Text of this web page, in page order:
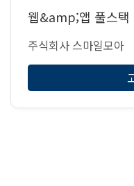
웹&amp;앱 풀스택
주식회사 스마일모아